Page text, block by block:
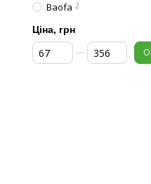
Baofa 2
Ціна, грн
Від Ціна, грн
До Ціна, грн